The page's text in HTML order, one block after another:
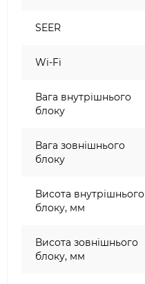
SEER
Wi-Fi
Вага внутрішнього
блоку
Вага зовнішнього
блоку
Висота внутрішнього
блоку, мм
Висота зовнішнього
блоку, мм